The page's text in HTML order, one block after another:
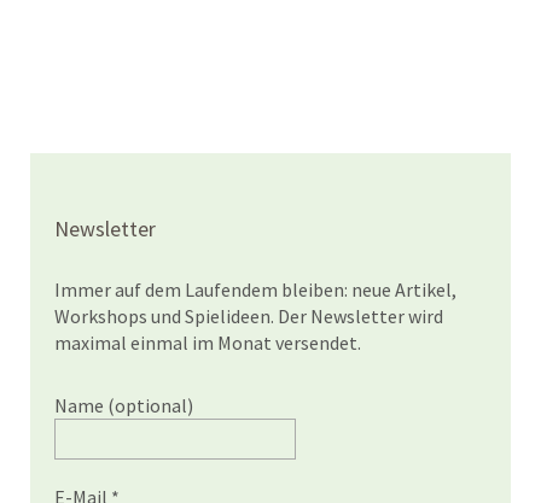
Newsletter
Immer auf dem Laufendem bleiben: neue Artikel,
Workshops und Spielideen. Der Newsletter wird
maximal einmal im Monat versendet.
Name (optional)
E-Mail *